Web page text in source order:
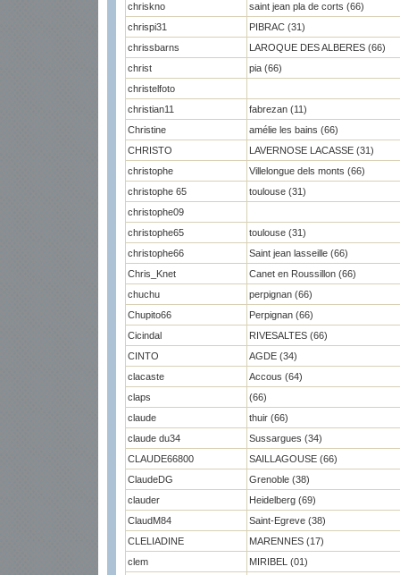
chriskno
saint jean pla de corts (66)
chrispi31
PIBRAC (31)
chrissbarns
LAROQUE DES ALBERES (66)
christ
pia (66)
christelfoto
christian11
fabrezan (11)
Christine
amélie les bains (66)
CHRISTO
LAVERNOSE LACASSE (31)
christophe
Villelongue dels monts (66)
christophe 65
toulouse (31)
christophe09
christophe65
toulouse (31)
christophe66
Saint jean lasseille (66)
Chris_Knet
Canet en Roussillon (66)
chuchu
perpignan (66)
Chupito66
Perpignan (66)
Cicindal
RIVESALTES (66)
CINTO
AGDE (34)
clacaste
Accous (64)
claps
(66)
claude
thuir (66)
claude du34
Sussargues (34)
CLAUDE66800
SAILLAGOUSE (66)
ClaudeDG
Grenoble (38)
clauder
Heidelberg (69)
ClaudM84
Saint-Egreve (38)
CLELIADINE
MARENNES (17)
clem
MIRIBEL (01)